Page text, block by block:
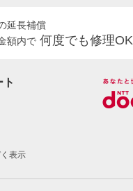
延長補償
額内で 何度でも修理OK
表示